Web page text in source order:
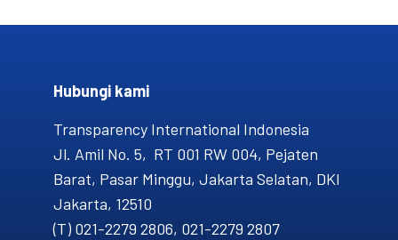
Hubungi kami​
Transparency International Indonesia
Jl. Amil No. 5, RT 001 RW 004, Pejaten
Barat, Pasar Minggu, Jakarta Selatan, DKI
Jakarta, 12510
(T) 021-2279 2806, 021-2279 2807